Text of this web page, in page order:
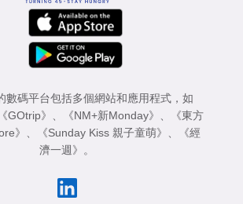
數碼平台包括多個網站和應用程式，如
《GOtrip》 、 《NM+新Monday》 、
《東方
》 、 《Sunday Kiss 親子童萌》 、
《經
濟一週》 。